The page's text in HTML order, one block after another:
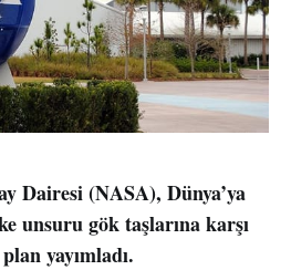
Dairesi (NASA), Dünya’ya
unsuru gök taşlarına karşı
yayımladı.